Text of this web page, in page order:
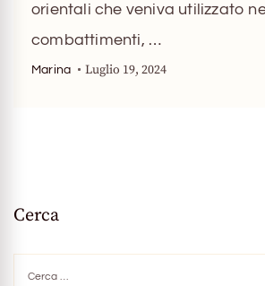
orientali che veniva utilizzato
combattimenti, …
Marina Luglio 19, 2024
Cerca
per: